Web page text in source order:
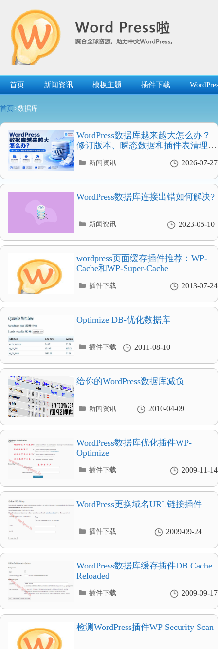
首页 新闻资讯 模板主题 插件下载
首页 >数据库
WordPress数据库越来越大怎么办？
修订版本、瞬态数据和插件表清理方
2026-07-27
分
录
新闻资讯
WordPress数据库连接出错如何解决?
2023-05-10
分
录
新闻资讯
wordpress页面缓存插件推荐：WP-
Cache和WP-Super-Cache
2013-07-24
分
录
插件下载
Optimize DB-优化数据库
2011-08-10
分
录
插件下载
给你的WordPress数据库减负
2010-04-09
分
录
新闻资讯
WordPress数据库优化插件WP-
Optimize
2009-11-14
分
录
插件下载
WordPress更换域名URL链接插件
2009-09-24
分
录
插件下载
WordPress数据库缓存插件DB Cache
Reloaded
2009-09-17
分
录
插件下载
检测WordPress插件WP Security Scan